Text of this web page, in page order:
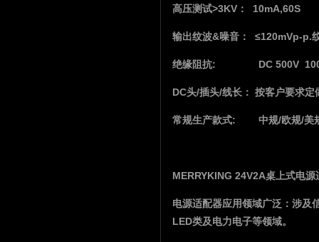
高压测试>3KV： 10mA,60S
输出纹波&噪音： ≤120mVp-p.
绝缘阻抗: DC 500V
DC头/插头/线长： 按客户要求定
常规生产款式: 中规/欧规/美
MERRYKING 24V2A桌上式电
电源适配器应用领域广泛：涉及
LED类及电力电子等领域。